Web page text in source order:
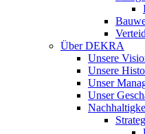
Über DEKRA
Unsere
Unsere
Unser
Unser